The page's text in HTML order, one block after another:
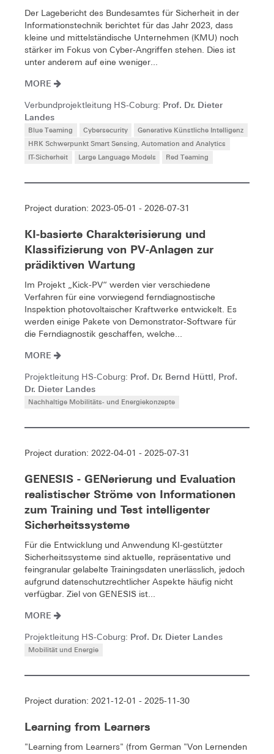
Der Lagebericht des Bundesamtes für Sicherheit in der
Informationstechnik berichtet für das Jahr 2023, dass
kleine und mittelständische Unternehmen (KMU) noch
stärker im Fokus von Cyber-Angriffen stehen. Dies ist
unter anderem auf eine weniger...
MORE
Verbundprojektleitung HS-Coburg: Prof. Dr. Dieter
Landes
Blue Teaming Cybersecurity
Generative Künstliche Intelligenz
HRK Schwerpunkt Smart Sensing, Automation and Analytics
IT-Sicherheit
Large Language Models Red Teaming
Project duration: 2023-05-01 - 2026-07-31
KI-basierte Charakterisierung und
Klassifizierung von PV-Anlagen zur
prädiktiven Wartung
Im Projekt „Kick-PV“ werden vier verschiedene
Verfahren für eine vorwiegend ferndiagnostische
Inspektion photovoltaischer Kraftwerke entwickelt. Es
werden einige Pakete von Demonstrator-Software für
die Ferndiagnostik geschaffen, welche...
MORE
Projektleitung HS-Coburg: Prof. Dr. Bernd Hüttl, Prof.
Dr. Dieter Landes
Nachhaltige Mobilitäts- und Energiekonzepte
Project duration: 2022-04-01 - 2025-07-31
GENESIS - GENerierung und Evaluation
realistischer Ströme von Informationen
zum Training und Test intelligenter
Sicherheitssysteme
Für die Entwicklung und Anwendung KI-gestützter
Sicherheitssysteme sind aktuelle, repräsentative und
feingranular gelabelte Trainingsdaten unerlässlich, jedoch
aufgrund datenschutzrechtlicher Aspekte häufig nicht
verfügbar. Ziel von GENESIS ist...
MORE
Projektleitung HS-Coburg: Prof. Dr. Dieter Landes
Mobilität und Energie
Project duration: 2021-12-01 - 2025-11-30
Learning from Learners
"Learning from Learners" (from German "Von Lernenden